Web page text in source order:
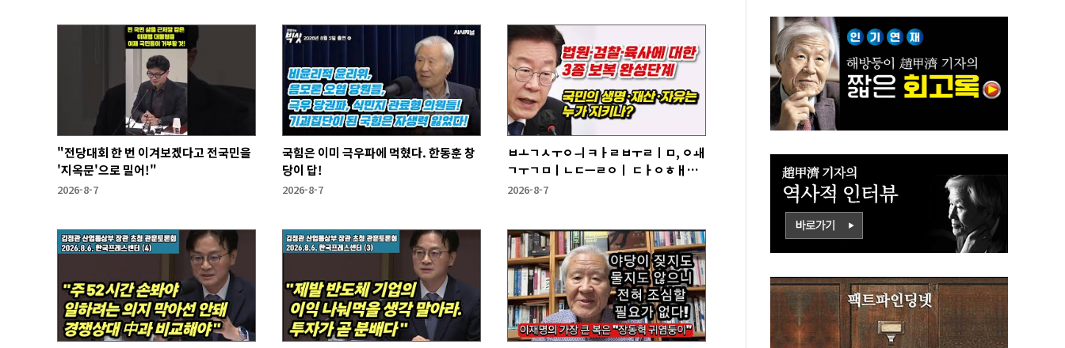
"전당대회 한 번 이겨보겠다고 전국민을
'지옥문'으로 밀어!"
2026-8-7
국힘은 이미 극우파에 먹혔다. 한동훈 창
당이 답!
2026-8-7
ㅂㅗㄱㅅㅜㅇㅢ ㅋㅏㄹㅂㅜㄹㅣㅁ, ㅇㅙ
ㄱㅜㄱㅁㅣㄴㄷㅡㄹㅇㅣ ㄷㅏㅇㅎㅐㅇ
ㅑ ㅎㅏㄴㅏ?
2026-8-7
ㅎㅏㄴㅏ?